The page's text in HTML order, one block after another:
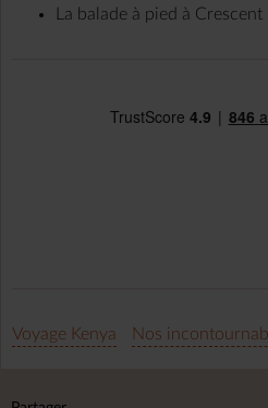
La balade à pied à Crescent
Voyage Kenya Nos